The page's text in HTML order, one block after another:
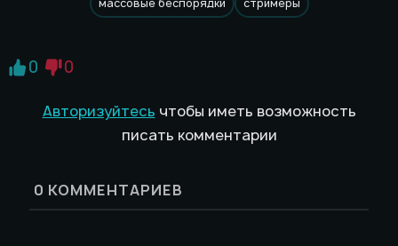
массовые беспорядки
стримеры
0 0
Авторизуйтесь чтобы иметь возможность
писать комментарии
0 КОММЕНТАРИЕВ